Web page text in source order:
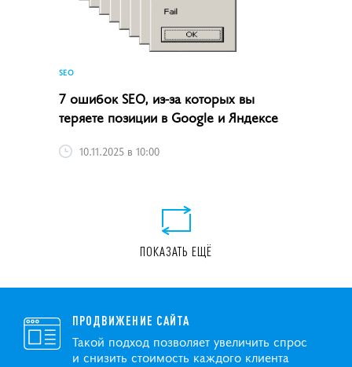
SEO
7 ошибок SEO, из-за которых вы
теряете позиции в Google и Яндексе
10.11.2025 в 10:00
ПОКАЗАТЬ ЕЩЁ
ПРОДВИЖЕНИЕ САЙТА
Такой подход позволяет увеличить спрос
и снизить стоимость каждого клиента